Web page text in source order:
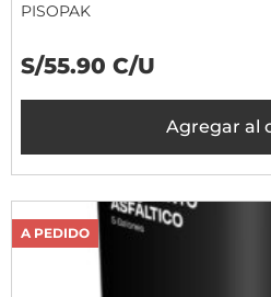
PISOPAK
S/55.90 C/U
Agregar al
A PEDIDO